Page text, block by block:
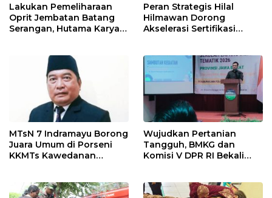
Lakukan Pemeliharaan
Oprit Jembatan Batang
Serangan, Hutama Karya
Peran Strategis Hilal
Hilmawan Dorong
Akselerasi Sertifikasi
Indramayu
MTsN 7 Indramayu Borong
Juara Umum di Porseni
KKMTs Kawedanan
Wujudkan Pertanian
Tangguh, BMKG dan
Komisi V DPR RI Bekali